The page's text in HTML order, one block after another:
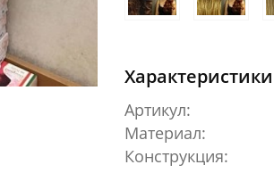
Артикул:
Материал:
Конструкция: